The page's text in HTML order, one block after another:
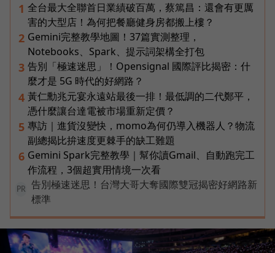
1 全台最大全聯首日業績破百萬，蔡篤昌：還會有更厲
害的大型店！為何把餐廳健身房都搬上樓？
2 Gemini完整教學地圖！37篇實測整理，
Notebooks、Spark、提示詞架構全打包
3 告別「極速迷思」！Opensignal 國際評比揭密：什
麼才是 5G 時代的好網路？
4 黃仁勳兆元宴永遠站最後一排！最低調的二代鄭平，
憑什麼讓台達電被市場重新定價？
5 專訪｜進貨沒變快，momo為何仍導入機器人？物流
副總揭比拚速度更棘手的缺工難題
6 Gemini Spark完整教學｜幫你讀Gmail、自動跑完工
作流程，3個超實用情境一次看
PR
告別極速迷思！台灣大哥大奪國際雙冠揭密好網路新
標準